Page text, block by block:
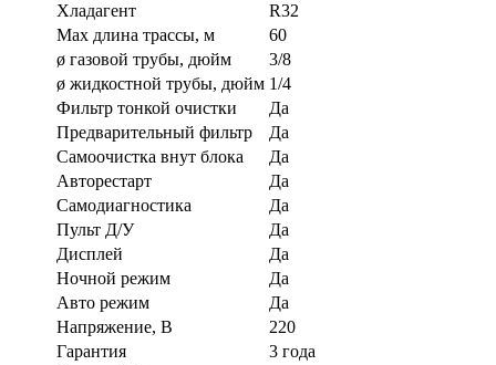
Хладагент
R32
Max длина трассы, м
60
ø газовой трубы, дюйм
3/8
ø жидкостной трубы, дюйм 1/4
Фильтр тонкой очистки
Да
Предварительный фильтр
Да
Самоочистка внут блока
Да
Авторестарт
Да
Самодиагностика
Да
Пульт Д/У
Да
Дисплей
Да
Ночной режим
Да
Авто режим
Да
Напряжение, В
220
Гарантия
3 года